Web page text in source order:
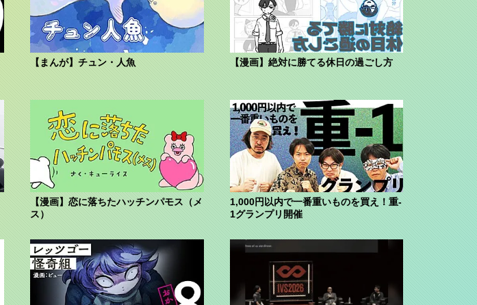
【まんが】チュン・人魚 【漫画】絶対に勝てる休日の過ごし方
【漫画】恋に落ちたハッチンパモス（メ
ス）
1,000円以内で一番重いものを買え！重-
1グランプリ開催